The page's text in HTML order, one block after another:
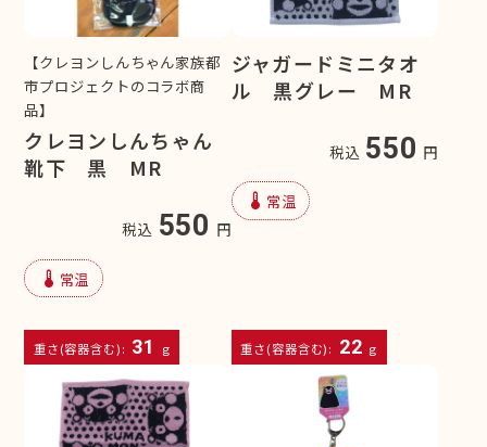
【クレヨンしんちゃん家族都
市プロジェクトのコラボ商
品】
クレヨンしんちゃん
靴下 黒 MR
税込 550 円
device_thermostat 常温
重さ(容器含む): 31 g
ジャガードミニタオ
ル 黒グレー MR
税込 550 円
device_thermostat 常温
重さ(容器含む): 22 g